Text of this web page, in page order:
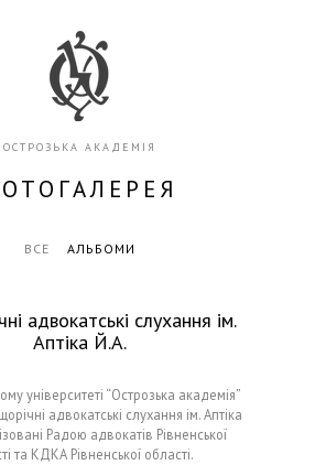
ОСТРОЗЬКА АКАДЕМІЯ
ВСЕ АЛЬБОМИ
адвокатські слухання ім.
Аптіка Й.А.
університеті “Острозька академія”
адвокатські слухання ім. Аптіка
Радою адвокатів Рівненської
та КДКА Рівненської області.